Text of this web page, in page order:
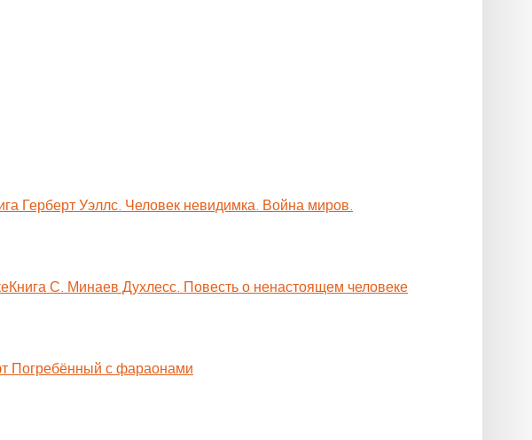
Герберт Уэллс. Человек невидимка. Война миров.
Книга С. Минаев Духлесс. Повесть о ненастоящем человеке
Погребённый с фараонами